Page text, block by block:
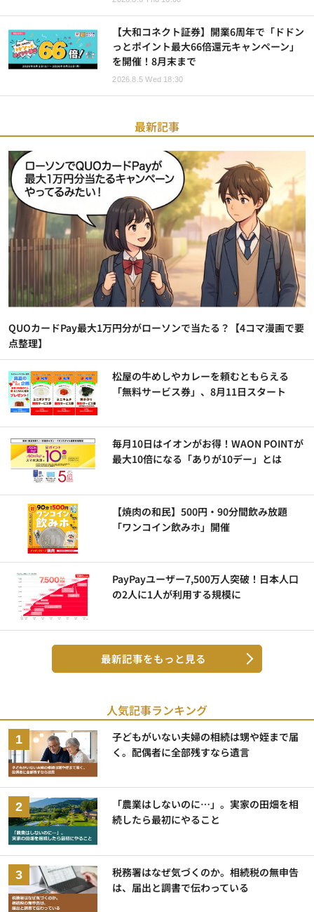
【大和コネクト証券】開業6周年で「ドドン
っとポイント最大66倍還元キャンペーン」
を開催！8月末まで
2026.8.5 Wed 18:30
最新記事
QUOカードPay最大1万円分がローソンで当たる？【4コマ漫画で要
点整理】
松屋の牛めしやカレーを頼むともらえる
「無料サービス券」、8月11日スタート
毎月10日はイオンがお得！WAON POINTが
最大10倍になる「ありが10デー」とは
【焼肉の和民】500円・90分間飲み放題
「ワンコイン飲みホ」開催
PayPayユーザー7,500万人突破！日本人口
の2人に1人が利用する規模に
最新記事をもっと見る
人気記事ランキング
子どもがいない夫婦の相続は甥や姪まで届
く。配偶者に全部残すなら遺言
「農業はしないのに…」。実家の田畑を相
続したら最初にやること
税務署はなぜ気づくのか。相続税の無申告
は、届出と調書で伝わっている